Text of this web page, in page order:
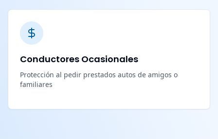
Conductores Ocasionales
Protección al pedir prestados autos de amigos o
familiares